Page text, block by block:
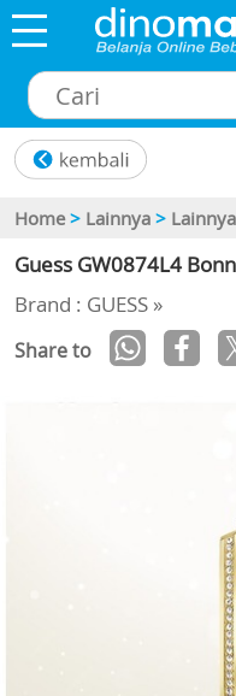
Home > Lainnya > Lainnya
Guess GW0874L4
Brand : GUESS »
Share to